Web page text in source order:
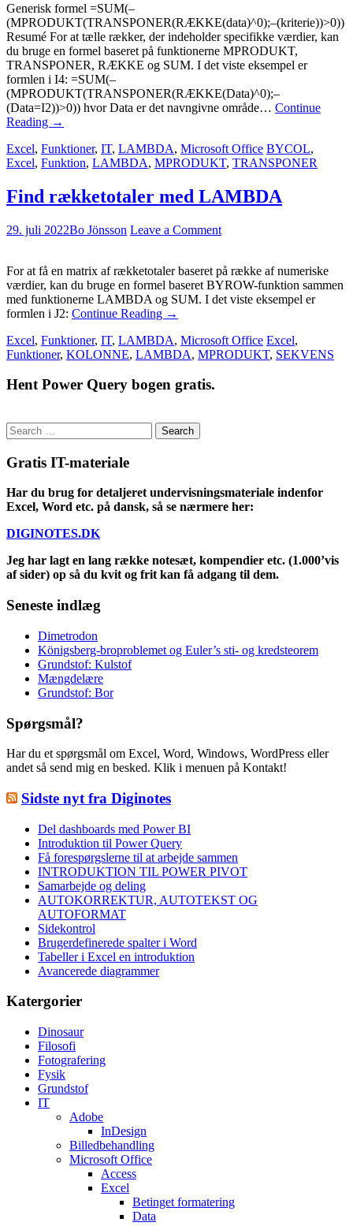
Generisk formel =SUM(–
(MPRODUKT(TRANSPONER(RÆKKE(data)^0);–(kriterie))>0))
Resumé For at tælle rækker, der indeholder specifikke værdier, kan
du bruge en formel baseret på funktionerne MPRODUKT,
TRANSPONER, RÆKKE og SUM. I det viste eksempel er
formlen i I4: =SUM(–
(MPRODUKT(TRANSPONER(RÆKKE(Data)^0);–
(Data=I2))>0)) hvor Data er det navngivne område… Continue
Reading →
Excel, Funktioner, IT, LAMBDA, Microsoft Office BYCOL,
Excel, Funktion, LAMBDA, MPRODUKT, TRANSPONER
Find rækketotaler med LAMBDA
29. juli 2022Bo Jönsson Leave a Comment
For at få en matrix af rækketotaler baseret på række af numeriske
værdier, kan du bruge en formel baseret BYROW-funktion sammen
med funktionerne LAMBDA og SUM. I det viste eksempel er
formlen i J2: Continue Reading →
Excel, Funktioner, IT, LAMBDA, Microsoft Office Excel,
Funktioner, KOLONNE, LAMBDA, MPRODUKT, SEKVENS
Hent Power Query bogen gratis.
Search
for:
Gratis IT-materiale
Har du brug for detaljeret undervisningsmateriale indenfor
Excel, Word etc. på dansk, så se nærmere her:
DIGINOTES.DK
Jeg har lagt en lang række notesæt, kompendier etc. (1.000’vis
af sider) op så du kvit og frit kan få adgang til dem.
Seneste indlæg
Dimetrodon
Königsberg-broproblemet og Euler’s sti- og kredsteorem
Grundstof: Kulstof
Mængdelære
Grundstof: Bor
Spørgsmål?
Har du et spørgsmål om Excel, Word, Windows, WordPress eller
andet så send mig en besked. Klik i menuen på Kontakt!
Sidste nyt fra Diginotes
Del dashboards med Power BI
Introduktion til Power Query
Få forespørgslerne til at arbejde sammen
INTRODUKTION TIL POWER PIVOT
Samarbejde og deling
AUTOKORREKTUR, AUTOTEKST OG
AUTOFORMAT
Sidekontrol
Brugerdefinerede spalter i Word
Tabeller i Excel en introduktion
Avancerede diagrammer
Katergorier
Dinosaur
Filosofi
Fotografering
Fysik
Grundstof
IT
Adobe
InDesign
Billedbehandling
Microsoft Office
Access
Excel
Betinget formatering
Data